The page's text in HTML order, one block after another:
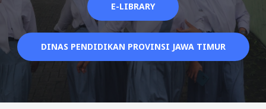
E-LIBRARY
DINAS PENDIDIKAN PROVINSI JAWA TIMUR